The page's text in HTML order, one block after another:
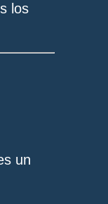
los
un